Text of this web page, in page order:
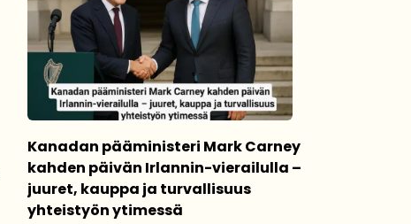
Kanadan pääministeri Mark Carney
kahden päivän Irlannin-vierailulla –
juuret, kauppa ja turvallisuus
yhteistyön ytimessä